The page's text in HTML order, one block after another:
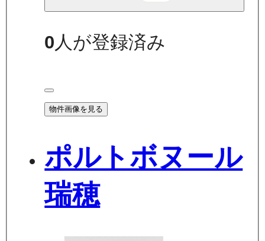
0人が登録済み
物件画像を見る
ポルトボヌール
瑞穂